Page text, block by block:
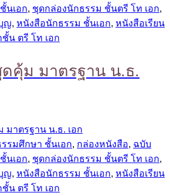
นเอก, ชุดกล่องนักธรรม ชั้นตรี โท เอก,
ญ, หนังสือนักธรรม ชั้นเอก, หนังสือเรียน
น ตรี โท เอก
คุ้ม มาตรฐาน น.ธ.
รมศึกษา ชั้นเอก, กล่องหนังสือ, ฉบับ
นเอก, ชุดกล่องนักธรรม ชั้นตรี โท เอก,
ญ, หนังสือนักธรรม ชั้นเอก, หนังสือเรียน
น ตรี โท เอก